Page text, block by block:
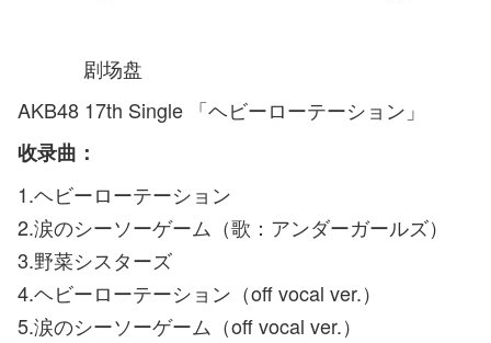
剧场盘
AKB48 17th Single 「ヘビーローテーション」
收录曲：
1.ヘビーローテーション
2.涙のシーソーゲーム（歌：アンダーガールズ）
3.野菜シスターズ
4.ヘビーローテーション（off vocal ver.）
5.涙のシーソーゲーム（off vocal ver.）